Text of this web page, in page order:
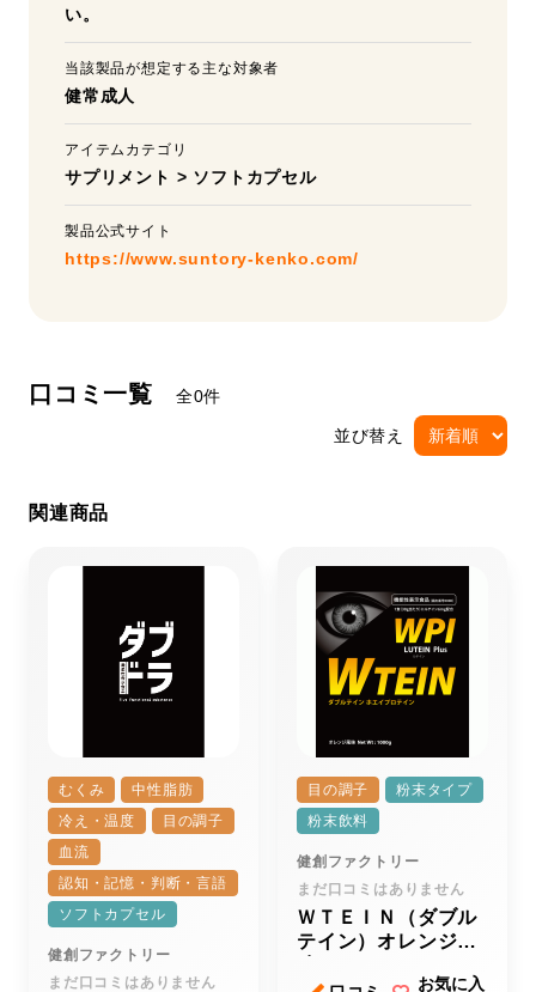
い。
当該製品が想定する主な対象者
健常成人
アイテムカテゴリ
サプリメント > ソフトカプセル
製品公式サイト
https://www.suntory-kenko.com/
口コミ一覧 全0件
並び替え
関連商品
むくみ
中性脂肪
冷え・温度
目の調子
血流
認知・記憶・判断・言語
ソフトカプセル
健創ファクトリー
まだ口コミはありません
目の調子
粉末タイプ
粉末飲料
健創ファクトリー
まだ口コミはありません
ＷＴＥＩＮ（ダブル
テイン）オレンジ風
お気に入